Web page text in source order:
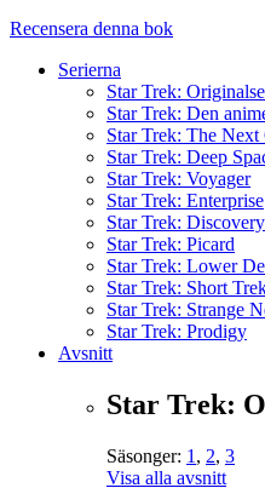
Recensera denna bok
Serierna
Star Trek:
Star Trek: Den
Star Trek: The Next
Star Trek: Deep
Star Trek: Voyager
Star Trek: Enterprise
Star Trek: Discovery
Star Trek: Picard
Star Trek: Lower
Star Trek: Short
Star Trek: Strange
Star Trek: Prodigy
Avsnitt
Star Trek:
Säsonger: 1 , 2, 3
Visa alla avsnitt